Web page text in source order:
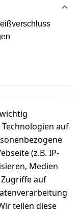
0
auf
(z.B. IP-
Medien
auf
teilen diese